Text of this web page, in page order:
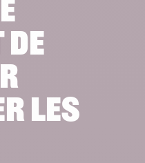
DE
LES